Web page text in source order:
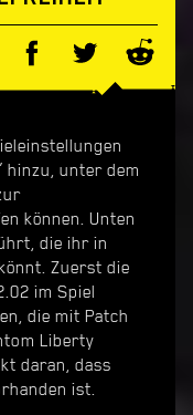
hinzu, unter dem
können. Unten
die ihr in
Zuerst die
im Spiel
die mit Patch
Liberty
daran, dass
ist.